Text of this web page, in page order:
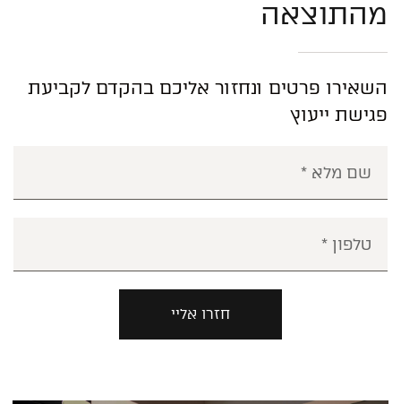
מהתוצאה
השאירו פרטים ונחזור אליכם בהקדם לקביעת
פגישת ייעוץ
חזרו אליי